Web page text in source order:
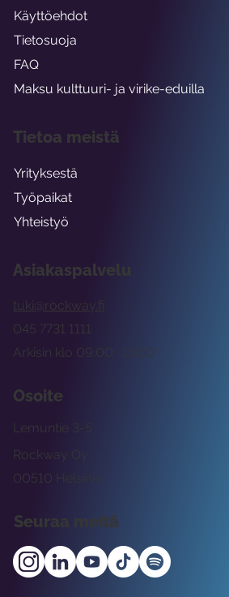
Asiakaspalvelu
tuki@rockway.fi
Arkisin klo 09:00 -15:00
045 7731 1111
Osoite
Rockway Oy
Lemuntie 3-5
00510 Helsinki
Seuraa meitä
Käyttöehdot
Tietosuoja
FAQ
Maksu kulttuuri- ja virike-eduilla
Tietoa meistä
Yrityksestä
Työpaikat
Yhteistyö